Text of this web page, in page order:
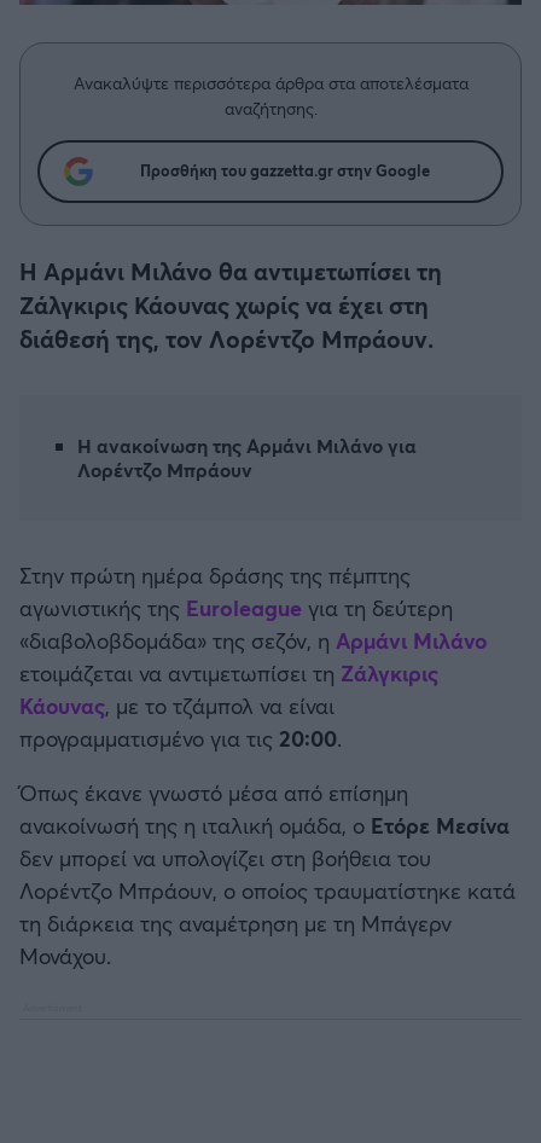
Δημήτρης Τσορμπατζόγλου
Λεβαδειακός
ΟΦΗ
Βόλος
Ατρόμητος Αθηνών
Ηρακλής
Μπαρτσελόνα
Ρεάλ Μαδρίτης
Ατλέτικο Μαδρίτης
Μάντσεστερ Γιουνάιτεντ
Μάντσεστερ Σίτι
Μεγάλη μου Αγάπη
Μια Ιστορία από την Πόλη
Ανακαλύψτε περισσότερα άρθρα στα αποτελέσματα
αναζήτησης.
Προσθήκη του gazzetta.gr στην Google
Η Αρμάνι Μιλάνο θα αντιμετωπίσει τη
Ζάλγκιρις Κάουνας χωρίς να έχει στη
διάθεσή της, τον Λορέντζο Μπράουν.
Η ανακοίνωση της Αρμάνι Μιλάνο για
Λορέντζο Μπράουν
Στην πρώτη ημέρα δράσης της πέμπτης
αγωνιστικής της Euroleague για τη δεύτερη
«διαβολοβδομάδα» της σεζόν, η Αρμάνι Μιλάνο
ετοιμάζεται να αντιμετωπίσει τη Ζάλγκιρις
Κάουνας, με το τζάμπολ να είναι
προγραμματισμένο για τις 20:00.
Όπως έκανε γνωστό μέσα από επίσημη
ανακοίνωσή της η ιταλική ομάδα, ο Ετόρε Μεσίνα
δεν μπορεί να υπολογίζει στη βοήθεια του
Λορέντζο Μπράουν, ο οποίος τραυματίστηκε κατά
τη διάρκεια της αναμέτρηση με τη Μπάγερν
Μονάχου.